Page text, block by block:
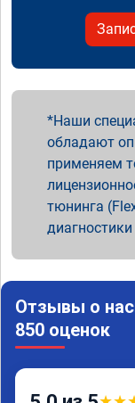
Наши
обладают
применяем
тюнинга
Отзывы о
850 оценок